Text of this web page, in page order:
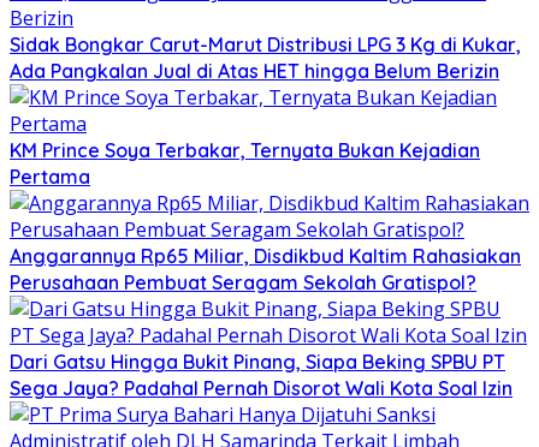
Sidak Bongkar Carut-Marut Distribusi LPG 3 Kg di Kukar,
Ada Pangkalan Jual di Atas HET hingga Belum Berizin
KM Prince Soya Terbakar, Ternyata Bukan Kejadian
Pertama
Anggarannya Rp65 Miliar, Disdikbud Kaltim Rahasiakan
Perusahaan Pembuat Seragam Sekolah Gratispol?
Dari Gatsu Hingga Bukit Pinang, Siapa Beking SPBU PT
Sega Jaya? Padahal Pernah Disorot Wali Kota Soal Izin